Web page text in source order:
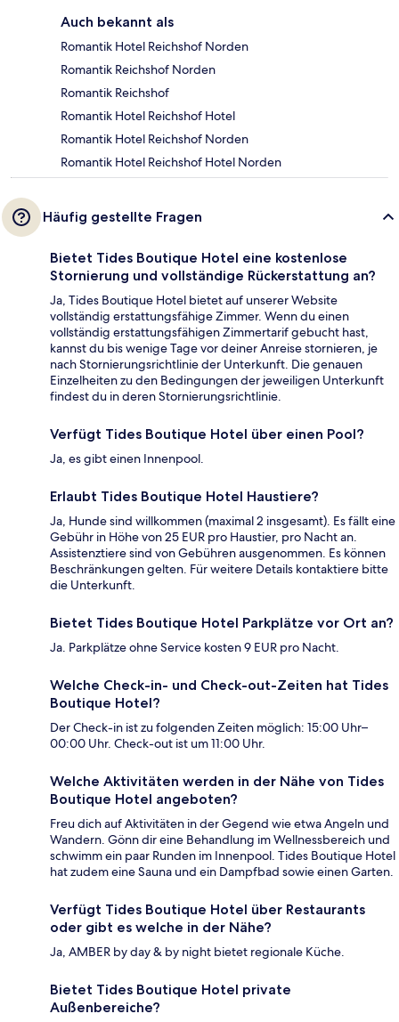
Auch bekannt als
Romantik Hotel Reichshof Norden
Romantik Reichshof Norden
Romantik Reichshof
Romantik Hotel Reichshof Hotel
Romantik Hotel Reichshof Norden
Romantik Hotel Reichshof Hotel Norden
Häufig gestellte Fragen
Bietet Tides Boutique Hotel eine kostenlose
Stornierung und vollständige Rückerstattung an?
Ja, Tides Boutique Hotel bietet auf unserer Website
vollständig erstattungsfähige Zimmer. Wenn du einen
vollständig erstattungsfähigen Zimmertarif gebucht hast,
kannst du bis wenige Tage vor deiner Anreise stornieren, je
nach Stornierungsrichtlinie der Unterkunft. Die genauen
Einzelheiten zu den Bedingungen der jeweiligen Unterkunft
findest du in deren Stornierungsrichtlinie.
Verfügt Tides Boutique Hotel über einen Pool?
Ja, es gibt einen Innenpool.
Erlaubt Tides Boutique Hotel Haustiere?
Ja, Hunde sind willkommen (maximal 2 insgesamt). Es fällt eine
Gebühr in Höhe von 25 EUR pro Haustier, pro Nacht an.
Assistenztiere sind von Gebühren ausgenommen. Es können
Beschränkungen gelten. Für weitere Details kontaktiere bitte
die Unterkunft.
Bietet Tides Boutique Hotel Parkplätze vor Ort an?
Ja. Parkplätze ohne Service kosten 9 EUR pro Nacht.
Welche Check-in- und Check-out-Zeiten hat Tides
Boutique Hotel?
Der Check-in ist zu folgenden Zeiten möglich: 15:00 Uhr–
00:00 Uhr. Check-out ist um 11:00 Uhr.
Welche Aktivitäten werden in der Nähe von Tides
Boutique Hotel angeboten?
Freu dich auf Aktivitäten in der Gegend wie etwa Angeln und
Wandern. Gönn dir eine Behandlung im Wellnessbereich und
schwimm ein paar Runden im Innenpool. Tides Boutique Hotel
hat zudem eine Sauna und ein Dampfbad sowie einen Garten.
Verfügt Tides Boutique Hotel über Restaurants
oder gibt es welche in der Nähe?
Ja, AMBER by day & by night bietet regionale Küche.
Bietet Tides Boutique Hotel private
Außenbereiche?